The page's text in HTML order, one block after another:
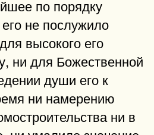
по порядку
не послужило
высокого его
ни для Божественной
души его к
ни намерению
ни в